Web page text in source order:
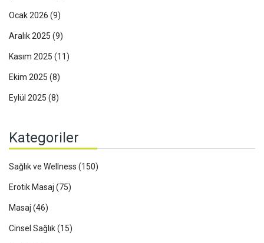
Ocak 2026 (9)
Aralık 2025 (9)
Kasım 2025 (11)
Ekim 2025 (8)
Eylül 2025 (8)
Kategoriler
Sağlık ve Wellness (150)
Erotik Masaj (75)
Masaj (46)
Cinsel Sağlık(15)